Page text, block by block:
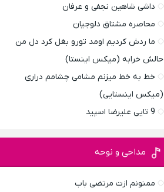
داشی شاهین نجفی و عرفان
محاصره مشتاق دلوجیان
ما ردش کردیم اومد تورو بغل کرد دل من
حالش خرابه (میکس اینستا)
خط به خط میزنم مشامی چشامم دراری
(میکس اینستایی)
9 تایی علیرضا اسپید
مداحی و نوحه
ممنونم ازت مرتضی باب